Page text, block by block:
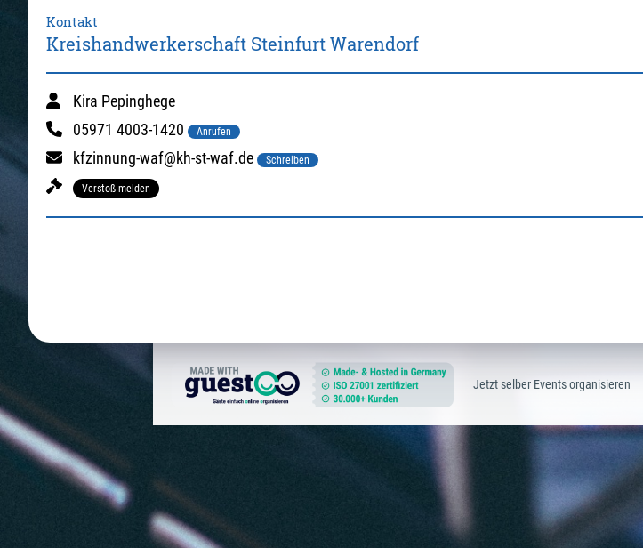
Kontakt
Kreishandwerkerschaft Steinfurt Warendorf
Kira Pepinghege
05971 4003-1420
Anrufen
kfzinnung-waf@kh-st-waf.de Schreiben
Verstoß melden
Jetzt selber Events organisieren